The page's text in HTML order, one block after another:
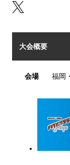
大会概要
会場 福岡